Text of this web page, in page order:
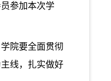
参加本次学
院要全面贯彻
线，扎实做好